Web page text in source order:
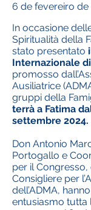
6 de fevereiro de
In occasione
Spiritualità della
stato presentato
Internazionale
promosso
Ausiliatrice
gruppi della
terrà a Fatima
settembre 2024.
Don Antonio
Portogallo e
per il Congresso,
Consigliere per
dell’ADMA,
entusiasmo tutta